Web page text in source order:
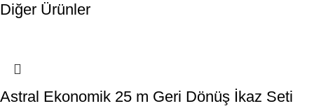
Diğer Ürünler
Astral Ekonomik 25 m Geri Dönüş İkaz Seti